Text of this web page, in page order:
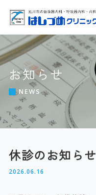
お知らせ
NEWS
休診のお知らせ
2026.06.16